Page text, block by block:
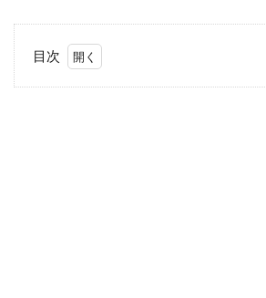
目次